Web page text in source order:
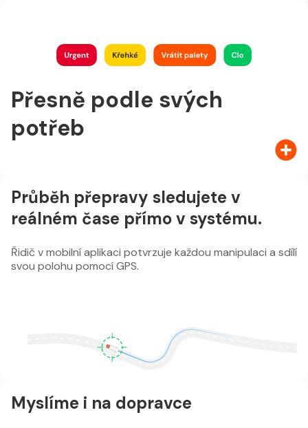
Přesně podle svých
potřeb
Průběh přepravy sledujete v
reálném čase přímo v systému.
Řidič v mobilní aplikaci potvrzuje každou manipulaci a sdílí
svou polohu pomocí GPS.
Myslíme i na dopravce